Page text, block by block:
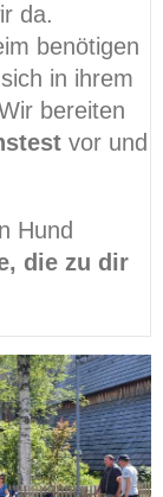
da.
benötigen
in ihrem
bereiten
vor und
Hund
die zu dir